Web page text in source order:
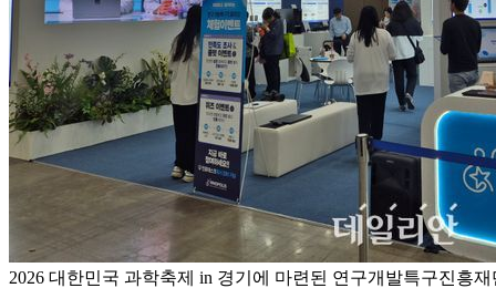
2026 대한민국 과학축제 in 경기에 마련된 연구개발특구진흥